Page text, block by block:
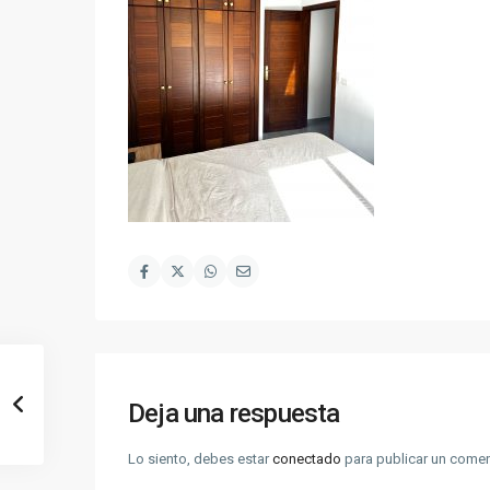
Deja una respuesta
Lo siento, debes estarconectado para publicar un